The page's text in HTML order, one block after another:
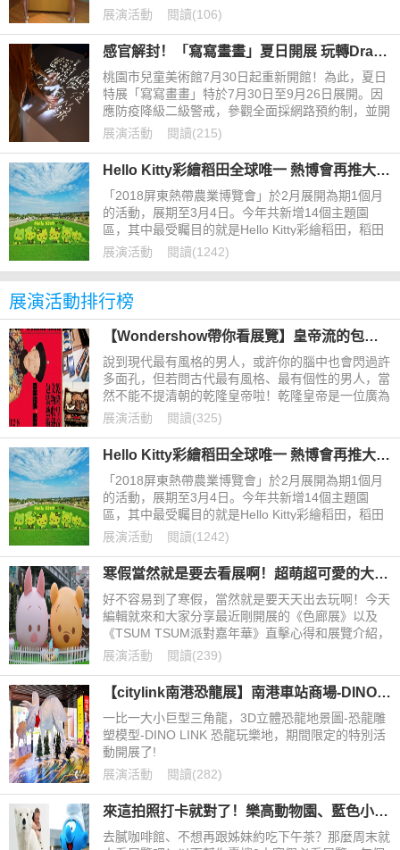
了中秋賞月的季節，新北市政府「青春山海線」品
展演活動 閱讀(106)
感官解封！「寫寫畫畫」夏日開展 玩轉Draw/Writing
桃園市兒童美術館7月30日起重新開館！為此，夏日
特展「寫寫畫畫」特於7月30日至9月26日展開。因
應防疫降級二級警戒，參觀全面採網路預約制，並開
放現場候補，每天共四個時段以分流方式提供入館參
觀，每時段開放50名，預計每日開放200個名額進
場，邀請民眾上網預約觀展。（預約網址：https://re
url.cc/MAo3dX）
展演活動 閱讀(215)
Hello Kitty彩繪稻田全球唯一 熱博會再推大遊行
「2018屏東熱帶農業博覽會」於2月展開為期1個月
的活動，展期至3月4日。今年共新增14個主題園
區，其中最受矚目的就是Hello Kitty彩繪稻田，稻田
圖騰經由三麗鷗公司授權，以3D定位種植，讓Hello
Kitty栩栩如生地出現在稻田中。熱博會開幕當天還有
Hello Kitty見面會及歡樂大遊行。
展演活動 閱讀(1242)
展演活動排行榜
【Wondershow帶你看展覽】皇帝流的包裝設計！一窺乾隆皇帝的品牌包裝藝術！
說到現代最有風格的男人，或許你的腦中也會閃過許
多面孔，但若問古代最有風格、最有個性的男人，當
然不能不提清朝的乾隆皇帝啦！乾隆皇帝是一位廣為
人所知的收藏家，他不只收藏了各種寶貝，更為收藏
品打造了許多精緻的包裝，今年在故宮登場的「乾隆
皇帝的文物收藏與包裝藝術特展」，就是要帶你來看
乾隆皇帝的包裝品牌故事！
展演活動 閱讀(325)
Hello Kitty彩繪稻田全球唯一 熱博會再推大遊行
「2018屏東熱帶農業博覽會」於2月展開為期1個月
的活動，展期至3月4日。今年共新增14個主題園
區，其中最受矚目的就是Hello Kitty彩繪稻田，稻田
圖騰經由三麗鷗公司授權，以3D定位種植，讓Hello
Kitty栩栩如生地出現在稻田中。熱博會開幕當天還有
Hello Kitty見面會及歡樂大遊行。
展演活動 閱讀(1242)
寒假當然就是要去看展啊！超萌超可愛的大耳查布和藍色小精靈限定展覽就在這，台北超好拍展覽推薦！
好不容易到了寒假，當然就是要天天出去玩啊！今天
編輯就來和大家分享最近剛開展的《色廊展》以及
《TSUM TSUM派對嘉年華》直擊心得和展覽介紹，
話不多說，就繼續看下去囉～
展演活動 閱讀(239)
【citylink南港恐龍展】南港車站商場-DINO LINK 恐龍玩樂地-巨無霸三角龍及恐龍雕塑模型超酷炫!
一比一大小巨型三角龍，3D立體恐龍地景圖-恐龍雕
塑模型-DINO LINK 恐龍玩樂地，期間限定的特別活
動開展了!
展演活動
閱讀(282)
來這拍照打卡就對了！樂高動物園、藍色小精靈、卡娜赫拉等療癒型展覽大集合
去膩咖啡館、不想再跟姊妹約吃下午茶？那麼周末就